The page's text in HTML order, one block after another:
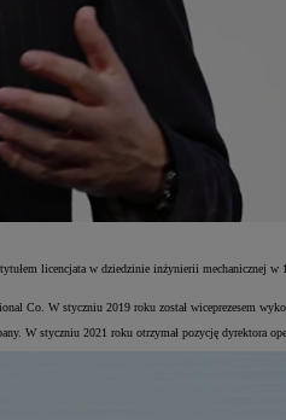
licencjata w dziedzinie inżynierii mechanicznej
Co. W styczniu 2019 roku został wiceprezesem
W styczniu 2021 roku otrzymał pozycję dyrektora